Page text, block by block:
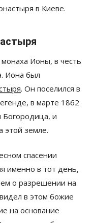
в Киеве.
Ионы, в честь
Иона был
. Он поселился в
в марте 1862
Богородица, и
этой земле.
спасении
именно в тот день,
о разрешении на
в этом божие
на основание